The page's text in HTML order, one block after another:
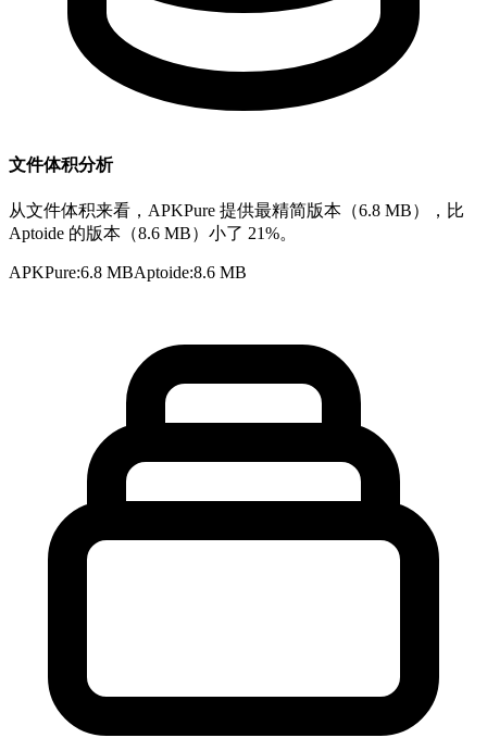
文件体积分析
从文件体积来看，APKPure 提供最精简版本（6.8 MB），比
Aptoide 的版本（8.6 MB）小了 21%。
APKPure:6.8 MBAptoide:8.6 MB